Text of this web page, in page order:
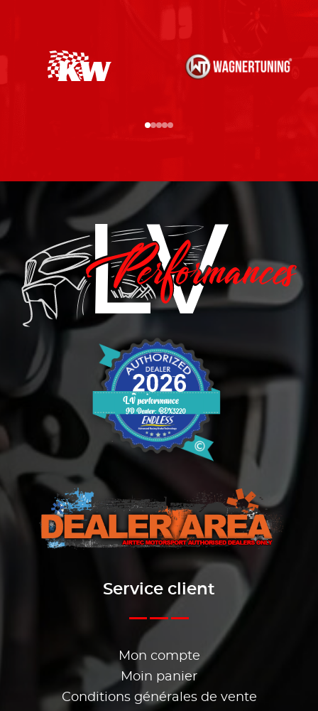
Service client
Mon compte
Moin panier
Conditions générales de vente